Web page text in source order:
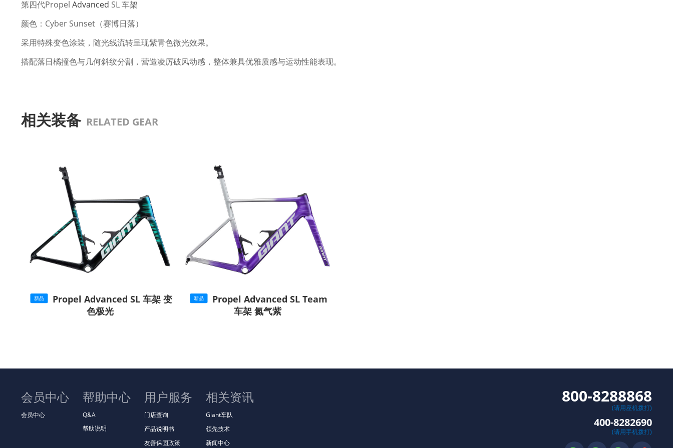
第四代Propel Advanced SL 车架
颜色：Cyber Sunset（赛博日落）
采用特殊变色涂装 ，随光线流转呈现紫青色微光效果。
搭配落日橘撞色与几何斜纹分割 ，营造凌厉破风动感，整体兼具优雅质感与运动性能表现。
相关装备 RELATED GEAR
新品
Propel Advanced SL 车架 变
色极光
新品
Propel Advanced SL Team
车架 氮气紫
会员中心
会员中心
帮助中心
Q&A
帮助说明
用户服务
门店查询
产品说明书
友善保固政策
相关资讯
Giant车队
领先技术
新闻中心
800-8288868
(请用座机拨打)
400-8282690
(请用手机拨打)